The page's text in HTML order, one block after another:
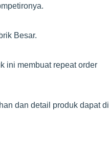
Besar.
ini membuat repeat order
dan detail produk dapat di